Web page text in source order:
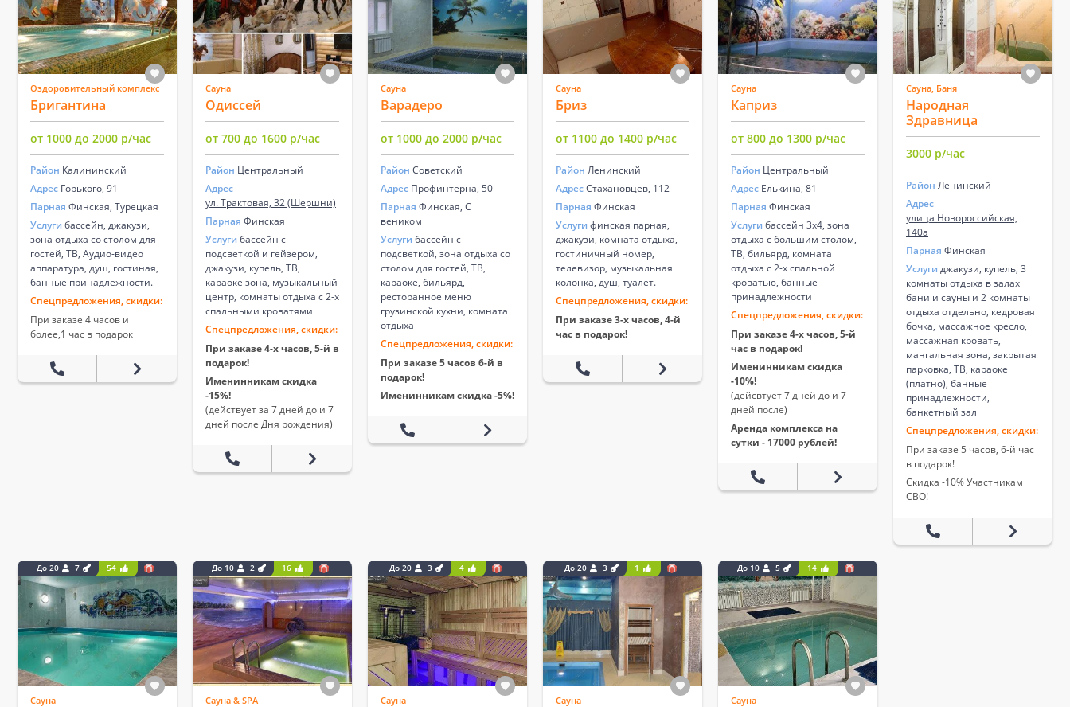
Оздоровительный комплекс
Бригантина
от 1000 до 2000 р/час
Район Калининский
Адрес Горького, 91
Парная Финская, Турецкая
Услуги бассейн, джакузи,
зона отдыха со столом для
гостей, ТВ, Аудио-видео
аппаратура, душ, гостиная,
банные принадлежности.
Спецпредложения, скидки:
При заказе 4 часов и
более,1 час в подарок
Сауна
Одиссей
от 700 до 1600 р/час
Район Центральный
Адрес
ул. Трактовая, 32 (Шершни)
Парная Финская
Услуги бассейн с
подсветкой и гейзером,
джакузи, купель, ТВ,
караоке зона, музыкальный
центр, комнаты отдыха с 2-х
спальными кроватями
Спецпредложения, скидки:
При заказе 4-х часов, 5-й в
подарок!
Именинникам скидка
-15%!
(действует за 7 дней до и 7
дней после Дня рождения)
Сауна
Варадеро
от 1000 до 2000 р/час
Район Советский
Адрес Профинтерна, 50
Парная Финская, С
веником
Услуги бассейн с
подсветкой, зона отдыха со
столом для гостей, ТВ,
караоке, бильярд,
ресторанное меню
грузинской кухни, комната
отдыха
Спецпредложения, скидки:
При заказе 5 часов 6-й в
подарок!
Именинникам скидка -5%!
Сауна
Бриз
от 1100 до 1400 р/час
Район Ленинский
АдресСтахановцев, 112
Парная Финская
Услуги финская парная,
джакузи, комната отдыха,
гостиничный номер,
телевизор, музыкальная
колонка, душ, туалет.
Спецпредложения, скидки:
При заказе 3-х часов, 4-й
час в подарок!
Сауна
Каприз
от 800 до 1300 р/час
Район Центральный
Адрес Елькина, 81
Парная Финская
Услуги бассейн 3х4, зона
отдыха с большим столом,
ТВ, бильярд, комната
отдыха с 2-х спальной
кроватью, банные
принадлежности
Спецпредложения, скидки:
При заказе 4-х часов, 5-й
час в подарок!
Именинникам скидка
-10%!
(дейсвтует 7 дней до и 7
дней после)
Аренда комплекса на
сутки - 17000 рублей!
Сауна, Баня
Народная
Здравница
3000 р/час
Район Ленинский
Адрес
улица Новороссийская,
140а
Парная Финская
Услуги джакузи, купель, 3
комнаты отдыха в залах
бани и сауны и 2 комнаты
отдыха отдельно, кедровая
бочка, массажное кресло,
массажная кровать,
мангальная зона, закрытая
парковка, ТВ, караоке
(платно), банные
принадлежности,
банкетный зал
Спецпредложения, скидки:
При заказе 5 часов, 6-й час
в подарок!
Скидка -10% Участникам
СВО!
До 20 7 54
Сауна
До 10 2 16
Сауна & SPA
До 20 3 4
Сауна
До 20 3 1
Сауна
До 10 5 14
Сауна